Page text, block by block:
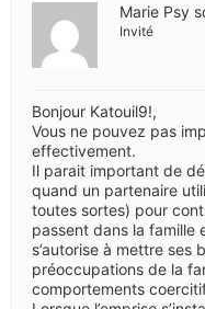
Marie Psy
Invité
Bonjour Katouil9!,
Vous ne pouvez pas
effectivement.
Il parait important de
quand un partenaire
toutes sortes) pour
passent dans la famille
s’autorise à mettre ses
préoccupations de la
comportements